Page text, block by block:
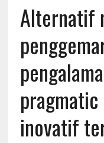
Alternatif
inovatif